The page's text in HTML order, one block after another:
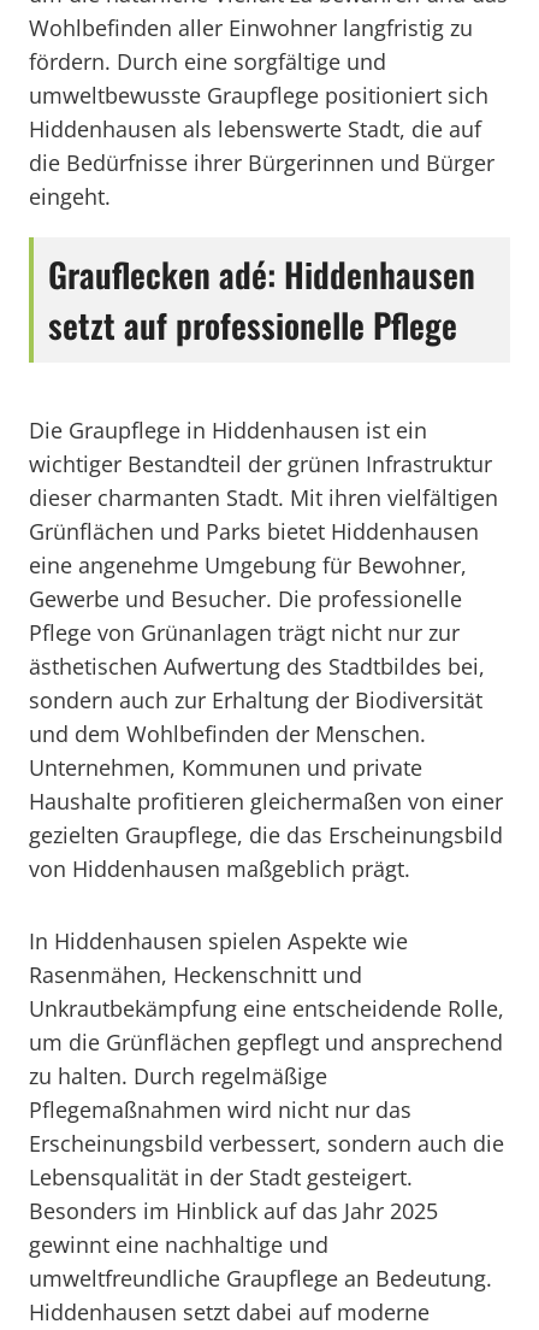
Wohlbefinden aller Einwohner langfristig zu
fördern. Durch eine sorgfältige und
umweltbewusste Graupflege positioniert sich
Hiddenhausen als lebenswerte Stadt, die auf
die Bedürfnisse ihrer Bürgerinnen und Bürger
eingeht.
Grauflecken adé: Hiddenhausen
setzt auf professionelle Pflege
Die Graupflege in Hiddenhausen ist ein
wichtiger Bestandteil der grünen Infrastruktur
dieser charmanten Stadt. Mit ihren vielfältigen
Grünflächen und Parks bietet Hiddenhausen
eine angenehme Umgebung für Bewohner,
Gewerbe und Besucher. Die professionelle
Pflege von Grünanlagen trägt nicht nur zur
ästhetischen Aufwertung des Stadtbildes bei,
sondern auch zur Erhaltung der Biodiversität
und dem Wohlbefinden der Menschen.
Unternehmen, Kommunen und private
Haushalte profitieren gleichermaßen von einer
gezielten Graupflege, die das Erscheinungsbild
von Hiddenhausen maßgeblich prägt.
In Hiddenhausen spielen Aspekte wie
Rasenmähen, Heckenschnitt und
Unkrautbekämpfung eine entscheidende Rolle,
um die Grünflächen gepflegt und ansprechend
zu halten. Durch regelmäßige
Pflegemaßnahmen wird nicht nur das
Erscheinungsbild verbessert, sondern auch die
Lebensqualität in der Stadt gesteigert.
Besonders im Hinblick auf das Jahr 2025
gewinnt eine nachhaltige und
umweltfreundliche Graupflege an Bedeutung.
Hiddenhausen setzt dabei auf moderne